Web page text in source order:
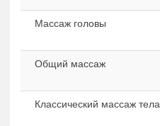
Массаж головы
Общий массаж
Классический массаж тела